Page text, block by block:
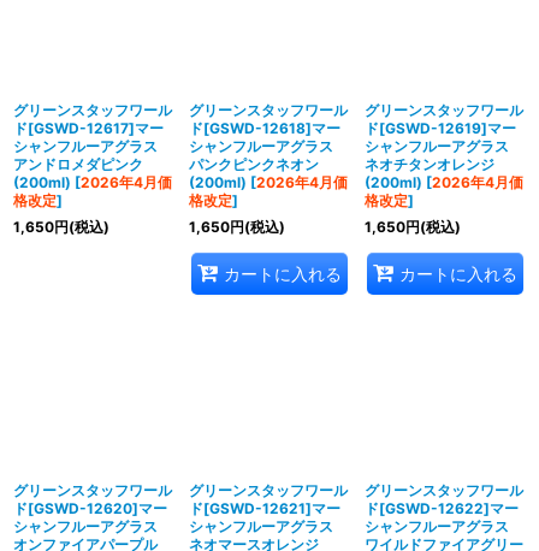
グリーンスタッフワール
ド[GSWD-12617]マー
シャンフルーアグラス
アンドロメダピンク
(200ml) [2026年4月価
格改定]
1,650円(税込)
グリーンスタッフワール
ド[GSWD-12618]マー
シャンフルーアグラス
パンクピンクネオン
(200ml) [2026年4月価
格改定]
1,650円(税込)
カートに入れる
グリーンスタッフワール
ド[GSWD-12619]マー
シャンフルーアグラス
ネオチタンオレンジ
(200ml) [2026年4月価
格改定]
1,650円(税込)
カートに入れる
グリーンスタッフワール
ド[GSWD-12620]マー
シャンフルーアグラス
オンファイアパープル
グリーンスタッフワール
ド[GSWD-12621]マー
シャンフルーアグラス
ネオマースオレンジ
グリーンスタッフワール
ド[GSWD-12622]マー
シャンフルーアグラス
ワイルドファイアグリー